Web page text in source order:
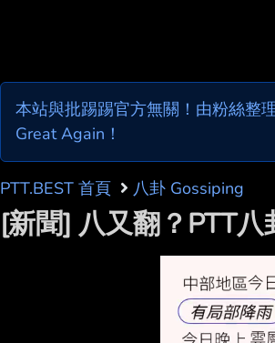
本站與批踢踢官方無關！由粉絲整
Great Again！
PTT.BEST 首頁 八卦 Gossiping
[新聞] 八又翻？PTT